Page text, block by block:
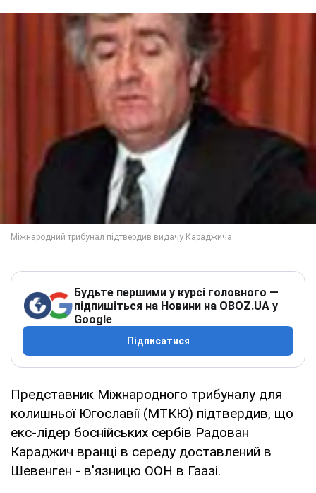
Будьте першими у курсі головного —
підпишіться на Новини на OBOZ.UA у
Google
Підписатися
Представник Міжнародного трибуналу для
колишньої Югославії (МТКЮ) підтвердив, що
екс-лідер боснійських сербів Радован
Караджич вранці в середу доставлений в
Шевенген - в'язницю ООН в Гаазі.